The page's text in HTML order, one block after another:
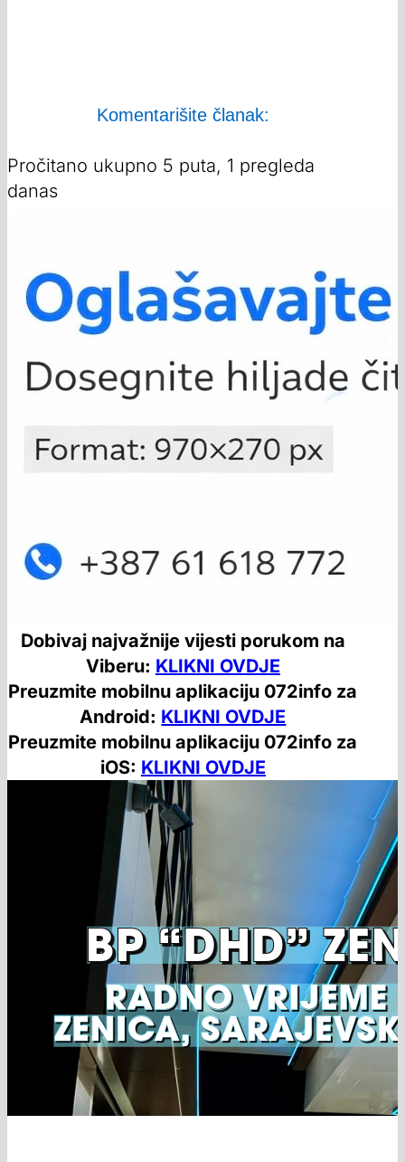
Komentarišite članak:
Pročitano ukupno 5 puta, 1 pregleda
danas
Dobivaj najvažnije vijesti porukom na
Viberu: KLIKNI OVDJE
Preuzmite mobilnu aplikaciju 072info za
Android: KLIKNI OVDJE
Preuzmite mobilnu aplikaciju 072info za
iOS: KLIKNI OVDJE